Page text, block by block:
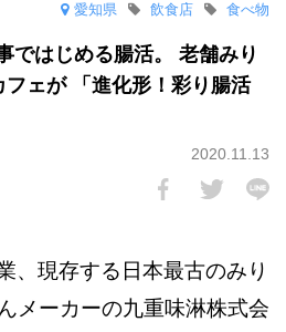
愛知県 食べ物
飲食店
ではじめる腸活。 老舗みり
ェが 「進化形！彩り腸活
2020.11.13
、現存する日本最古のみり
メーカーの九重味淋株式会